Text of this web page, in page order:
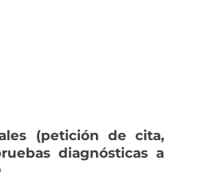
(petición de cita,
diagnósticas a